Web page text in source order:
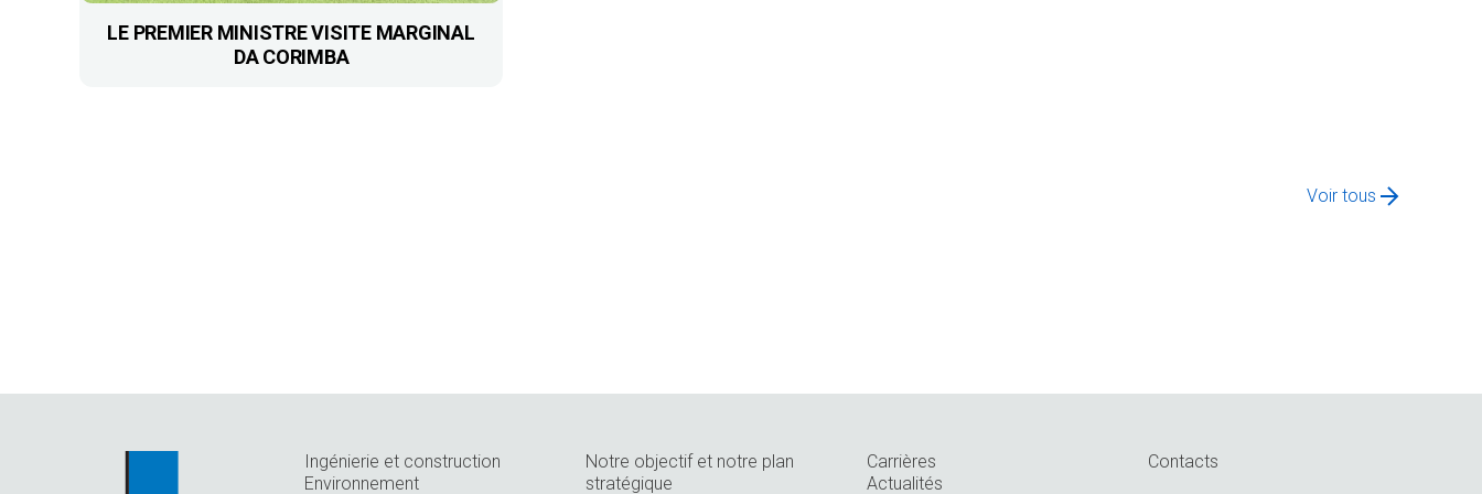
LE PREMIER MINISTRE VISITE MARGINAL
DA CORIMBA
Voir tous
Ingénierie et construction
Environnement
Notre objectif et notre plan
stratégique
Carrières
Actualités
Contacts